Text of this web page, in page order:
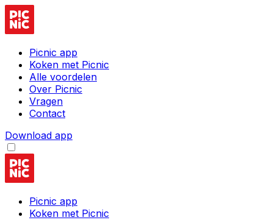
Picnic app
Koken met Picnic
Alle voordelen
Over Picnic
Vragen
Contact
Download app
Picnic app
Koken met Picnic